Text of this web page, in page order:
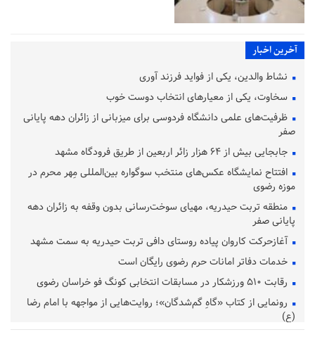
آخرین اخبار
نشاط والدین، یکی از فواید فرزند آوری
سخاوت، یکی از معیارهای انتخاب دوست خوب
ظرفیت‌های علمی دانشگاه فردوسی برای میزبانی از زائران دهه پایانی
صفر
جابجایی بیش از ۶۴ هزار زائر اربعین از طریق فرودگاه مشهد
افتتاح نمایشگاه عکس‌های منتخب سوگواره بین‌المللی مِهر محرم در
موزه رضوی
منطقه تربت حیدریه، مهیای سوخت‌رسانی بدون وقفه به زائران دهه
پایانی صفر
آغازحرکت کاروان پیاده روستای دافی تربت حیدریه به سمت مشهد
خدمات دفاتر امانات حرم رضوی رایگان است
رقابت ۵۱۰ ورزشکار در مسابقات انتخابی کونگ فو خراسان رضوی
رونمایی از کتاب «گاهِ گم‌شدگان»؛ روایت‌هایی از مواجهه با امام رضا
(ع)